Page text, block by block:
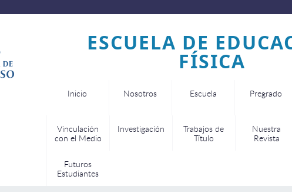
ESCUELA DE
FÍSICA
Inicio Nosotros Escuela Pregrado
Vinculación
con el Medio
Investigación
Trabajos de
Título
Nuestra
Revista
Futuros
Estudiantes